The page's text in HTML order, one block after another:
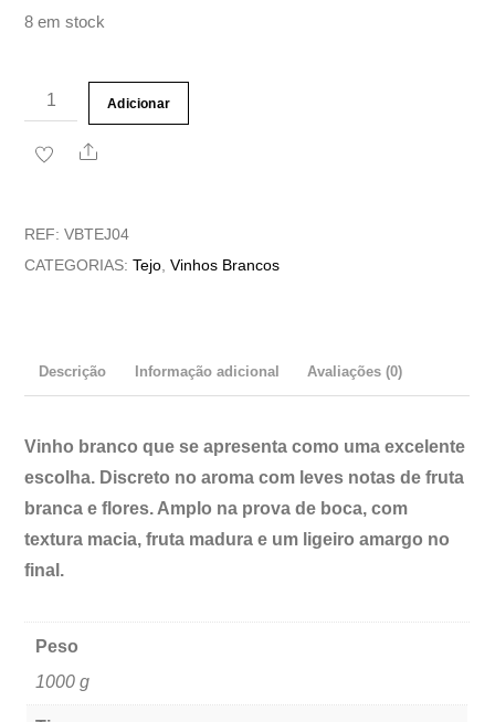
8 em stock
Quantidade
de
Vinho
Montado
Adicionar
Share
REF:VBTEJ04
CATEGORIAS:Tejo ,Vinhos Brancos
Descrição Informação adicional Avaliações (0)
Vinho branco que se apresenta como uma excelente
escolha. Discreto no aroma com leves notas de fruta
branca e flores. Amplo na prova de boca, com
textura macia, fruta madura e um ligeiro amargo no
final.
Peso
1000 g